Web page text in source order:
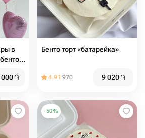
в
000֏
Бенто торт «батарейка»
4.91 970 9 020֏
-50%